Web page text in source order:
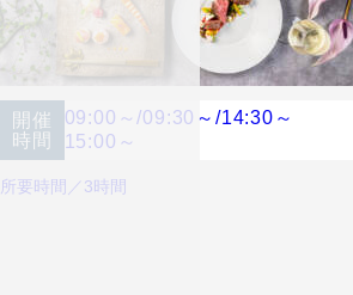
挙式シーンをイメージ♪
【1フロア完全貸切！ゲストのおもてなしに
当館。設備面も、景色や料理の演出でもゲス
【料理口コミ8年連続1位受賞！】結婚式当日
ン併設だからこそできるフランベ演出はゲス
【ドレスサロン併設！1,000点のラインナッ
設。花嫁を魅了し続けるドレスをご体験くだ
開催
時間
09:00～ /09:30～/14:30～
15:00～
所要時間／3時間